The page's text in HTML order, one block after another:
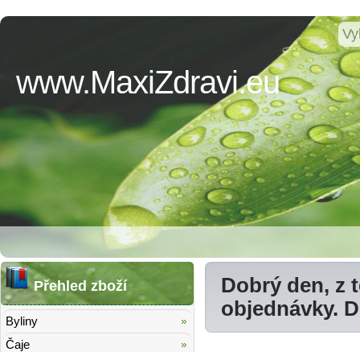
www.MaxiZdravi.eu
Dobrý den, z
objednávky.
Přehled zboží
Byliny
Čaje